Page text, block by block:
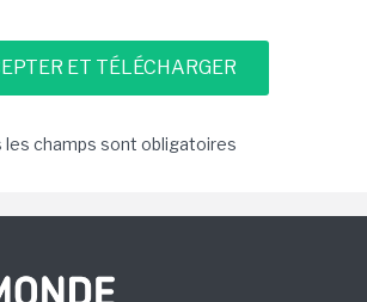
les champs sont obligatoires